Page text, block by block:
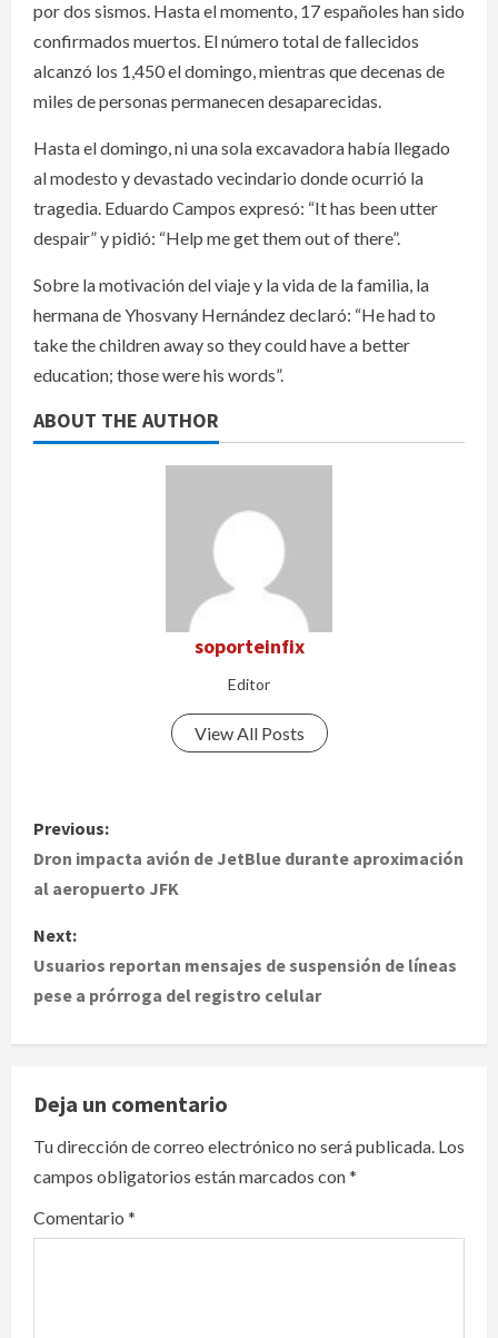
por dos sismos. Hasta el momento, 17 españoles han sido
confirmados muertos. El número total de fallecidos
alcanzó los 1,450 el domingo, mientras que decenas de
miles de personas permanecen desaparecidas.
Hasta el domingo, ni una sola excavadora había llegado
al modesto y devastado vecindario donde ocurrió la
tragedia. Eduardo Campos expresó: “It has been utter
despair” y pidió: “Help me get them out of there”.
Sobre la motivación del viaje y la vida de la familia, la
hermana de Yhosvany Hernández declaró: “He had to
take the children away so they could have a better
education; those were his words”.
ABOUT THE AUTHOR
soporteinfix
Editor
View All Posts
P
o
t
n
a
v
i
g
a
Previous:
Dron impacta avión de JetBlue durante aproximación
al aeropuerto JFK
Next:
Usuarios reportan mensajes de suspensión de líneas
pese a prórroga del registro celular
Deja un comentario
Tu dirección de correo electrónico no será publicada. Los
campos obligatorios están marcados con*
Comentario *